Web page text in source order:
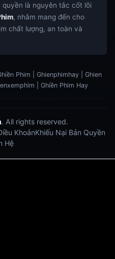
là nguyên tắc cốt lõi
, nhằm mang đến cho
chất lượng, an toàn và
Phim | Ghienphimhay | Ghien
| Ghiền Phim Hay
. All rights reserved.
KhoảnKhiếu Nại Bản Quyền
Hệ